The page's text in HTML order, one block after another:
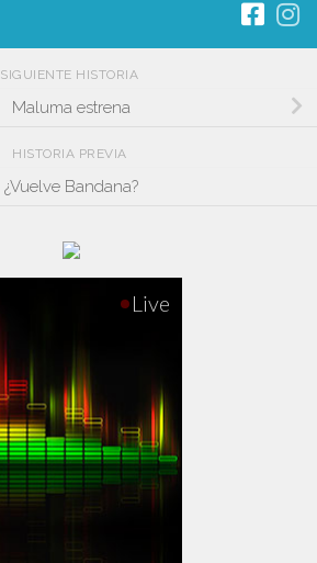
SIGUIENTE HISTORIA
Maluma estrena
HISTORIA PREVIA
¿Vuelve Bandana?